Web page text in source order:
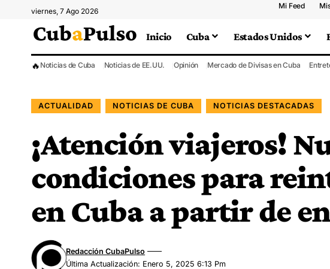
viernes, 7 Ago 2026
Mi Feed
Inicio Cuba Estados Unidos
🔥 Noticias de Cuba Noticias de EE.UU. Opinión Mercado de Divisas en Cuba
ACTUALIDAD NOTICIAS DE CUBA NOTICIAS DESTACADAS
¡Atención viajeros!
condiciones para
en Cuba a partir de
Última Actualización: Enero 5, 2025 6:13 Pm
Redacción CubaPulso